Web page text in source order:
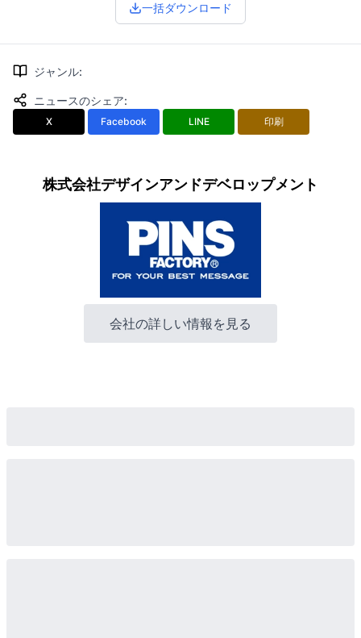
一括ダウンロード
ジャンル:
ニュースのシェア:
X Facebook LINE 印刷
株式会社デザインアンドデベロップメント
会社の詳しい情報を見る